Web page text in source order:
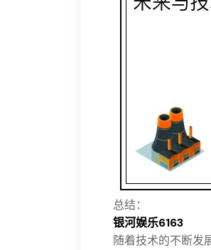
总结：
银河娱乐6163
随着技术的不断发